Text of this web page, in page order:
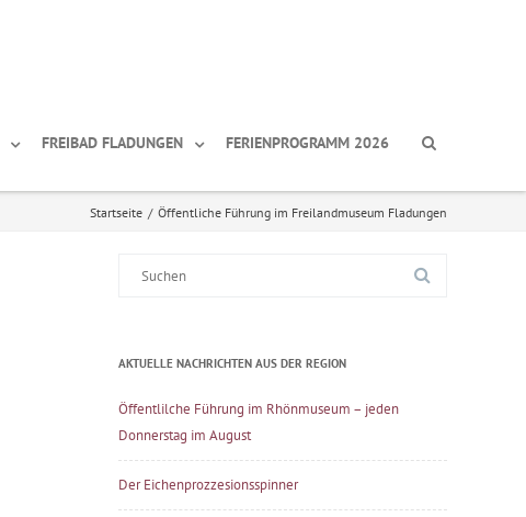
FREIBAD FLADUNGEN FERIENPROGRAMM 2026
Startseite / Öffentliche Führung im Freilandmuseum Fladungen
AKTUELLE NACHRICHTEN AUS DER REGION
Öffentlilche Führung im Rhönmuseum – jeden
Donnerstag im August
Der Eichenprozzesionsspinner